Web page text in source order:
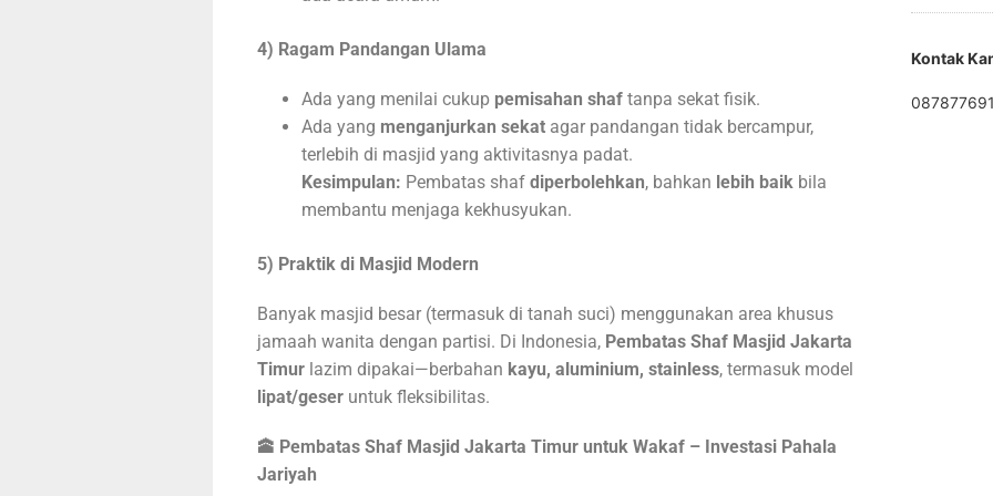
4) Ragam Pandangan Ulama
Ada yang menilai cukup pemisahan shaf tanpa sekat fisik.
Ada yang menganjurkan sekat agar pandangan tidak bercampur,
terlebih di masjid yang aktivitasnya padat.
Kesimpulan: Pembatas shaf diperbolehkan, bahkan lebih baik bila
membantu menjaga kekhusyukan.
5) Praktik di Masjid Modern
Banyak masjid besar (termasuk di tanah suci) menggunakan area khusus
jamaah wanita dengan partisi. Di Indonesia, Pembatas Shaf Masjid Jakarta
Timur lazim dipakai—berbahan kayu, aluminium, stainless, termasuk model
lipat/geser untuk fleksibilitas.
🕋 Pembatas Shaf Masjid Jakarta Timur untuk Wakaf – Investasi Pahala
Jariyah
Kontak